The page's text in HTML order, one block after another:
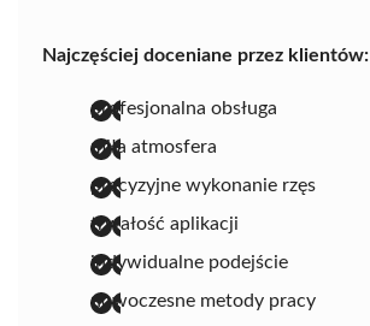
Najczęściej doceniane przez klientów:
profesjonalna obsługa
miła atmosfera
precyzyjne wykonanie rzęs
trwałość aplikacji
indywidualne podejście
nowoczesne metody pracy